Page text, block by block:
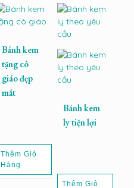
Bánh kem
tặng cô
giáo đẹp
mắt
Thêm Giỏ
Hàng
Bánh kem
ly tiện lợi
Thêm Giỏ